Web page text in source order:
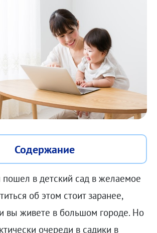
Содержание
в детский сад в желаемое
об этом стоит заранее,
вы живете в большом городе. Но
очереди в садики в